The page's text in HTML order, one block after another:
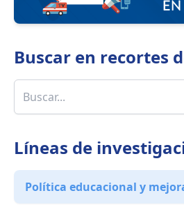
Buscar en recortes
Líneas de
Política educacional y